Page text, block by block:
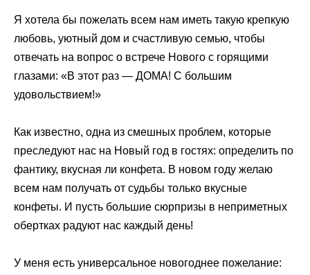
Я хотела бы пожелать всем нам иметь такую крепкую
любовь, уютный дом и счастливую семью, чтобы
отвечать на вопрос о встрече Нового с горящими
глазами: «В этот раз — ДОМА! С большим
удовольствием!»
Как известно, одна из смешных проблем, которые
преследуют нас на Новый год в гостях: определить по
фантику, вкусная ли конфета. В новом году желаю
всем нам получать от судьбы только вкусные
конфеты. И пусть большие сюрпризы в неприметных
обертках радуют нас каждый день!
У меня есть универсальное новогоднее пожелание: